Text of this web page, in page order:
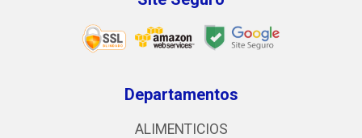
Departamentos
ALIMENTICIOS